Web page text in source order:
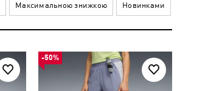
Максимальною знижкою Новинками
-50%